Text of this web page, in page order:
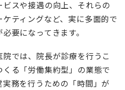
スや接遇の向上、それらの
ティングなど、実に多面的で
要になってきます。
では、院長が診療を行うこ
る「労働集約型」の業態で
務を行うための「時間」が